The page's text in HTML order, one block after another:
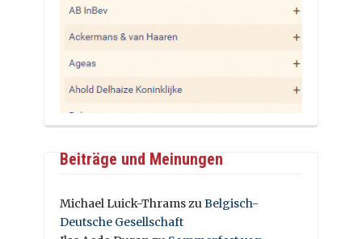
Beiträge und Meinungen
Michael Luick-ThramszuBelgisch-
Deutsche Gesellschaft